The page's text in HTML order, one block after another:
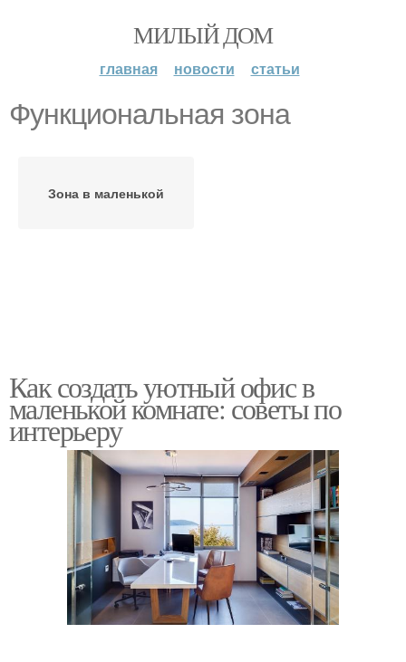
МИЛЫЙ ДОМ
главная новости статьи
Функциональная зона
Зона в маленькой
Как создать уютный офис в
маленькой комнате: советы по
интерьеру